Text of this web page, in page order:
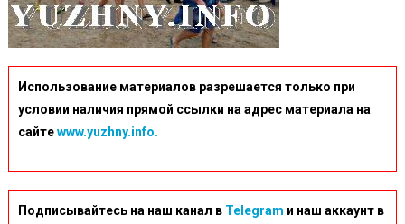
Использование материалов разрешается только при
условии наличия прямой ссылки на адрес материала на
сайтеwww.yuzhny.info.
Подписывайтесь на наш канал в Telegram и наш аккаунт в